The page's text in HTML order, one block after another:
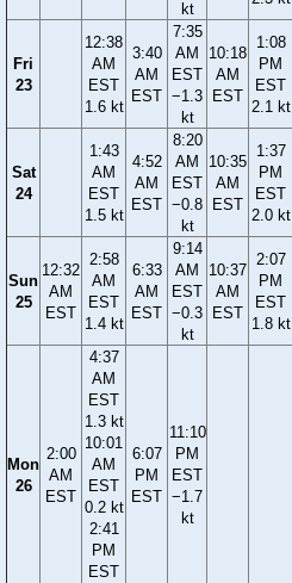
kt
Fri
23
12:38
AM
EST
1.6 kt
3:40
AM
EST
7:35
AM
EST
−1.3
kt
10:18
AM
EST
1:08
PM
EST
2.1 kt
Sat
24
1:43
AM
EST
1.5 kt
4:52
AM
EST
8:20
AM
EST
−0.8
kt
10:35
AM
EST
1:37
PM
EST
2.0 kt
Sun
25
12:32
AM
EST
2:58
AM
EST
1.4 kt
6:33
AM
EST
9:14
AM
EST
−0.3
kt
10:37
AM
EST
2:07
PM
EST
1.8 kt
Mon
26
2:00
AM
EST
4:37
AM
EST
1.3 kt
10:01
AM
EST
0.2 kt
2:41
PM
EST
6:07
PM
EST
11:10
PM
EST
−1.7
kt